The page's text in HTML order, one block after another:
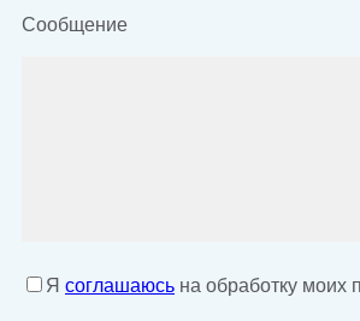
Сообщение
Я соглашаюсь на обработку моих